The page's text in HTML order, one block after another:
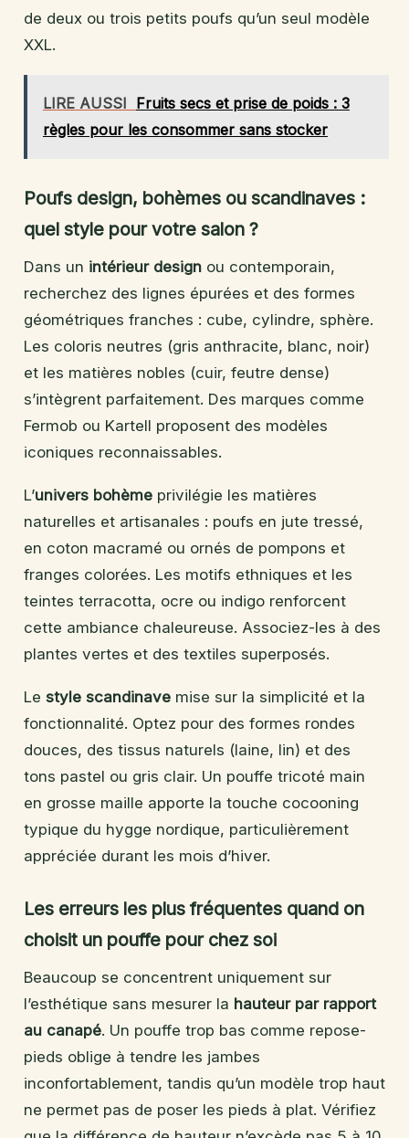
de deux ou trois petits poufs qu’un seul modèle
XXL.
LIRE AUSSI Fruits secs et prise de poids : 3
règles pour les consommer sans stocker
Poufs design, bohèmes ou scandinaves :
quel style pour votre salon ?
Dans un intérieur design ou contemporain,
recherchez des lignes épurées et des formes
géométriques franches : cube, cylindre, sphère.
Les coloris neutres (gris anthracite, blanc, noir)
et les matières nobles (cuir, feutre dense)
s’intègrent parfaitement. Des marques comme
Fermob ou Kartell proposent des modèles
iconiques reconnaissables.
L’univers bohème privilégie les matières
naturelles et artisanales : poufs en jute tressé,
en coton macramé ou ornés de pompons et
franges colorées. Les motifs ethniques et les
teintes terracotta, ocre ou indigo renforcent
cette ambiance chaleureuse. Associez-les à des
plantes vertes et des textiles superposés.
Le style scandinave mise sur la simplicité et la
fonctionnalité. Optez pour des formes rondes
douces, des tissus naturels (laine, lin) et des
tons pastel ou gris clair. Un pouffe tricoté main
en grosse maille apporte la touche cocooning
typique du hygge nordique, particulièrement
appréciée durant les mois d’hiver.
Les erreurs les plus fréquentes quand on
choisit un pouffe pour chez soi
Beaucoup se concentrent uniquement sur
l’esthétique sans mesurer la hauteur par rapport
au canapé. Un pouffe trop bas comme repose-
pieds oblige à tendre les jambes
inconfortablement, tandis qu’un modèle trop haut
ne permet pas de poser les pieds à plat. Vérifiez